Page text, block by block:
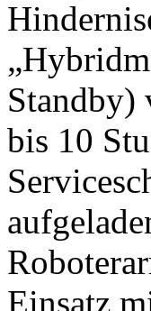
Standby)
bis 10
Einsatz